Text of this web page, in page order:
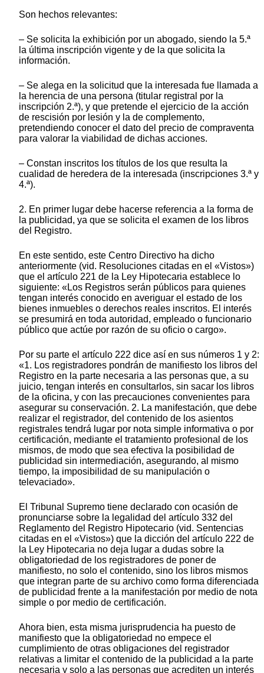
Son hechos relevantes:
– Se solicita la exhibición por un abogado, siendo la 5.ª
la última inscripción vigente y de la que solicita la
información.
– Se alega en la solicitud que la interesada fue llamada a
la herencia de una persona (titular registral por la
inscripción 2.ª), y que pretende el ejercicio de la acción
de rescisión por lesión y la de complemento,
pretendiendo conocer el dato del precio de compraventa
para valorar la viabilidad de dichas acciones.
– Constan inscritos los títulos de los que resulta la
cualidad de heredera de la interesada (inscripciones 3.ª y
4.ª).
2. En primer lugar debe hacerse referencia a la forma de
la publicidad, ya que se solicita el examen de los libros
del Registro.
En este sentido, este Centro Directivo ha dicho
anteriormente (vid. Resoluciones citadas en el «Vistos»)
que el artículo 221 de la Ley Hipotecaria establece lo
siguiente: «Los Registros serán públicos para quienes
tengan interés conocido en averiguar el estado de los
bienes inmuebles o derechos reales inscritos. El interés
se presumirá en toda autoridad, empleado o funcionario
público que actúe por razón de su oficio o cargo».
Por su parte el artículo 222 dice así en sus números 1 y 2:
«1. Los registradores pondrán de manifiesto los libros del
Registro en la parte necesaria a las personas que, a su
juicio, tengan interés en consultarlos, sin sacar los libros
de la oficina, y con las precauciones convenientes para
asegurar su conservación. 2. La manifestación, que debe
realizar el registrador, del contenido de los asientos
registrales tendrá lugar por nota simple informativa o por
certificación, mediante el tratamiento profesional de los
mismos, de modo que sea efectiva la posibilidad de
publicidad sin intermediación, asegurando, al mismo
tiempo, la imposibilidad de su manipulación o
televaciado».
El Tribunal Supremo tiene declarado con ocasión de
pronunciarse sobre la legalidad del artículo 332 del
Reglamento del Registro Hipotecario (vid. Sentencias
citadas en el «Vistos») que la dicción del artículo 222 de
la Ley Hipotecaria no deja lugar a dudas sobre la
obligatoriedad de los registradores de poner de
manifiesto, no solo el contenido, sino los libros mismos
que integran parte de su archivo como forma diferenciada
de publicidad frente a la manifestación por medio de nota
simple o por medio de certificación.
Ahora bien, esta misma jurisprudencia ha puesto de
manifiesto que la obligatoriedad no empece el
cumplimiento de otras obligaciones del registrador
relativas a limitar el contenido de la publicidad a la parte
necesaria y solo a las personas que acrediten un interés